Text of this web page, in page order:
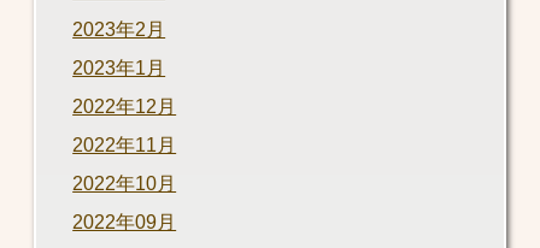
2023年2月
2023年1月
2022年12月
2022年11月
2022年10月
2022年09月